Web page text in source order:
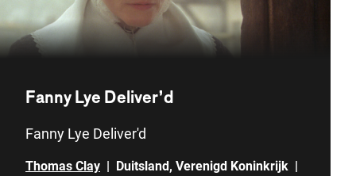
Fanny Lye Deliver’d
Fanny Lye Deliver'd
Thomas Clay | Duitsland, Verenigd Koninkrijk |